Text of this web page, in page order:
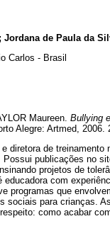
Jordana de Paula da
Carlos - Brasil
Maureen. Bullying
Alegre: Artmed, 2006.
diretora de treinamento
Possui publicações no
projetos de
educadora com
programas que
sociais para crianças.
como acabar